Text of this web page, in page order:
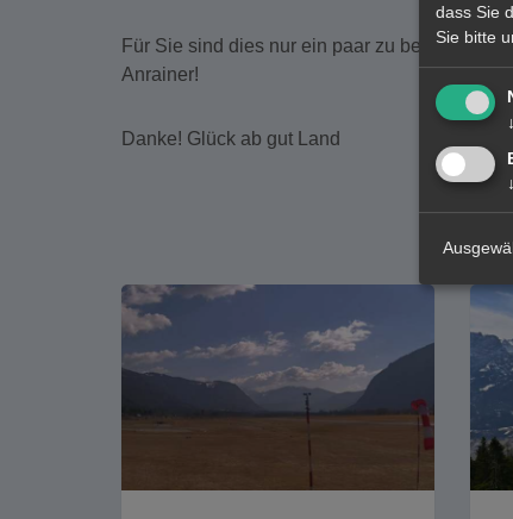
Für Sie sind dies nur ein paar zu beachtende
Anrainer!
Danke! Glück ab gut Land
dass Sie
Sie bitte
↓
↓